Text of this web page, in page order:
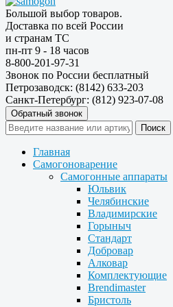
Большой выбор товаров.
Доставка по всей России
и странам ТС
пн-пт 9 - 18 часов
8-800-201-97-31
Звонок по России бесплатный
Петрозаводск: (8142) 633-203
Санкт-Петербург: (812) 923-07-08
Обратный звонок
Главная
Самогоноварение
Самогонные аппараты
Юльвик
Челябинские
Владимирские
Горыныч
Стандарт
Добровар
Алковар
Комплектующие
Brendimaster
Бристоль